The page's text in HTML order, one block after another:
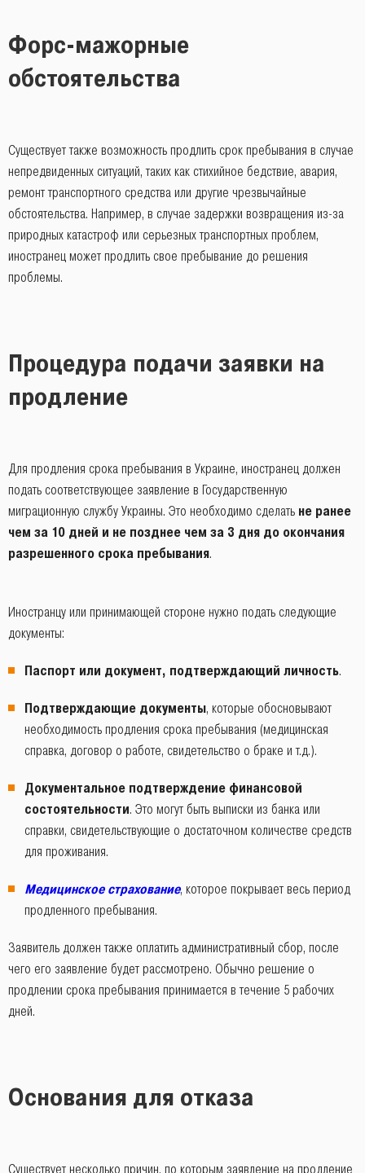
Форс-мажорные
обстоятельства
Существует также возможность продлить срок пребывания в случае
непредвиденных ситуаций, таких как стихийное бедствие, авария,
ремонт транспортного средства или другие чрезвычайные
обстоятельства. Например, в случае задержки возвращения из-за
природных катастроф или серьезных транспортных проблем,
иностранец может продлить свое пребывание до решения
проблемы.
Процедура подачи заявки на
продление
Для продления срока пребывания в Украине, иностранец должен
подать соответствующее заявление в Государственную
миграционную службу Украины. Это необходимо сделать не ранее
чем за 10 дней и не позднее чем за 3 дня до окончания
разрешенного срока пребывания.
Иностранцу или принимающей стороне нужно подать следующие
документы:
Паспорт или документ, подтверждающий личность.
Подтверждающие документы, которые обосновывают
необходимость продления срока пребывания (медицинская
справка, договор о работе, свидетельство о браке и т.д.).
Документальное подтверждение финансовой
состоятельности. Это могут быть выписки из банка или
справки, свидетельствующие о достаточном количестве средств
для проживания.
Медицинское страхование, которое покрывает весь период
продленного пребывания.
Заявитель должен также оплатить административный сбор, после
чего его заявление будет рассмотрено. Обычно решение о
продлении срока пребывания принимается в течение 5 рабочих
дней.
Основания для отказа
Существует несколько причин, по которым заявление на продление